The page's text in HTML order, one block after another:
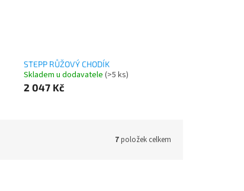
STEPP RŮŽOVÝ CHODÍK
Skladem u dodavatele (>5 ks)
2 047 Kč
7položek celkem